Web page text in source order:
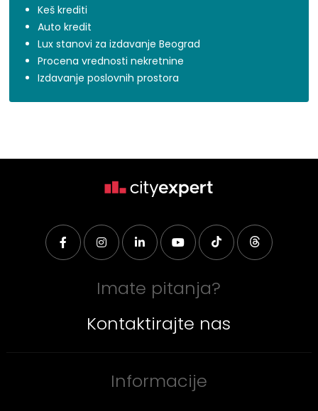
Keš krediti
Auto kredit
Lux stanovi za izdavanje Beograd
Procena vrednosti nekretnine
Izdavanje poslovnih prostora
Imate pitanja?
Kontaktirajte nas
Informacije